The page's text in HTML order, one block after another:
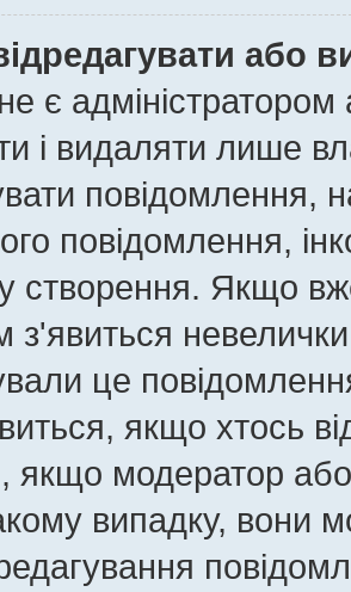
або
є
і видаляти лише
повідомлення,
повідомлення,
створення. Якщо
з'явиться
це
якщо хтось
якщо модератор
випадку, вони